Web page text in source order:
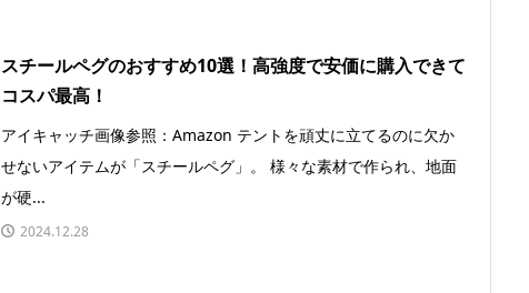
スチールペグのおすすめ10選！高強度で安価に購入できて
コスパ最高！
アイキャッチ画像参照：Amazon テントを頑丈に立てるのに欠か
せないアイテムが「スチールペグ」。 様々な素材で作られ、地面
が硬...
2024.12.28